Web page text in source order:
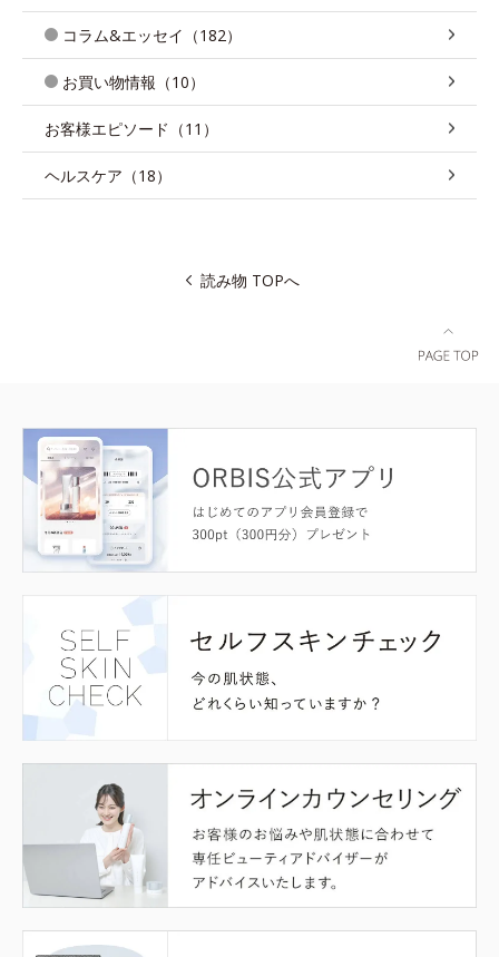
コラム&エッセイ（182）
お買い物情報（10）
お客様エピソード（11）
ヘルスケア（18）
読み物 TOPへ